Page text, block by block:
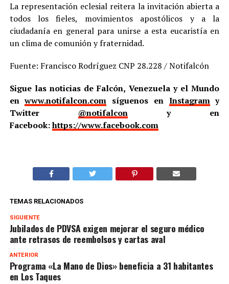
La representación eclesial reitera la invitación abierta a
todos los fieles, movimientos apostólicos y a la
ciudadanía en general para unirse a esta eucaristía en
un clima de comunión y fraternidad.
Fuente: Francisco Rodríguez CNP 28.228 / Notifalcón
Sigue las noticias de Falcón, Venezuela y el Mundo
enwww.notifalcon.com síguenos en Instagramy
Twitter @notifalcony en
Facebook:https://www.facebook.com
TEMAS RELACIONADOS
SIGUIENTE
Jubilados de PDVSA exigen mejorar el seguro médico
ante retrasos de reembolsos y cartas aval
ANTERIOR
Programa «La Mano de Dios» beneficia a 31 habitantes
en Los Taques